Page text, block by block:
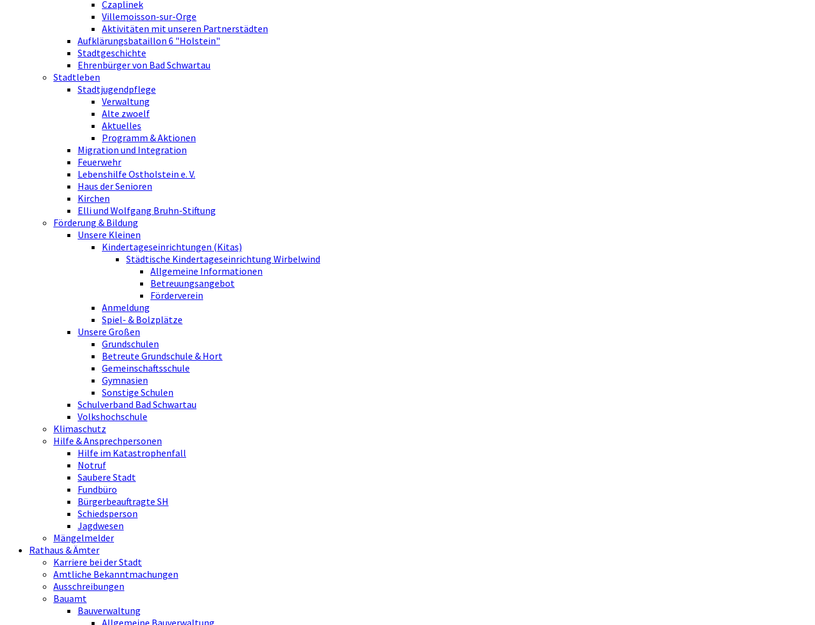
Czaplinek
Villemoisson-sur-Orge
Aktivitäten mit unseren Partnerstädten
Aufklärungsbataillon 6 "Holstein"
Stadtgeschichte
Ehrenbürger von Bad Schwartau
Stadtleben
Stadtjugendpflege
Verwaltung
Alte zwoelf
Aktuelles
Programm & Aktionen
Migration und Integration
Feuerwehr
Lebenshilfe Ostholstein e. V.
Haus der Senioren
Kirchen
Elli und Wolfgang Bruhn-Stiftung
Förderung & Bildung
Unsere Kleinen
Kindertageseinrichtungen (Kitas)
Städtische Kindertageseinrichtung Wirbelwind
Allgemeine Informationen
Betreuungsangebot
Förderverein
Anmeldung
Spiel- & Bolzplätze
Unsere Großen
Grundschulen
Betreute Grundschule & Hort
Gemeinschaftsschule
Gymnasien
Sonstige Schulen
Schulverband Bad Schwartau
Volkshochschule
Klimaschutz
Hilfe & Ansprechpersonen
Hilfe im Katastrophenfall
Notruf
Saubere Stadt
Fundbüro
Bürgerbeauftragte SH
Schiedsperson
Jagdwesen
Mängelmelder
Rathaus & Ämter
Karriere bei der Stadt
Amtliche Bekanntmachungen
Ausschreibungen
Bauamt
Bauverwaltung
Allgemeine Bauverwaltung